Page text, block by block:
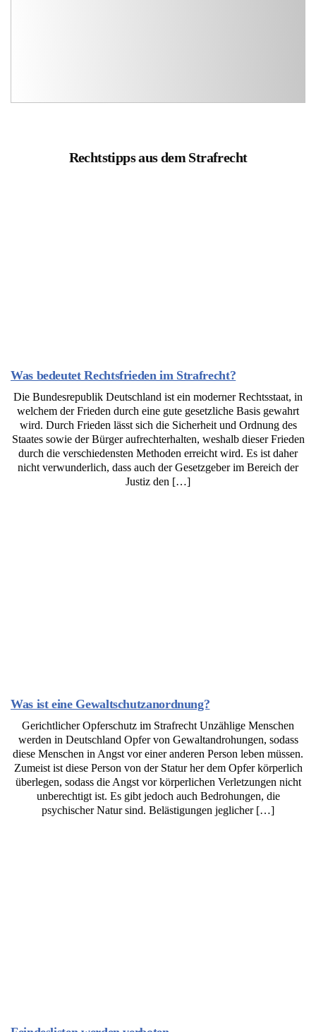
Rechtstipps aus dem Strafrecht
Was bedeutet Rechtsfrieden im Strafrecht?
Die Bundesrepublik Deutschland ist ein moderner Rechtsstaat, in
welchem der Frieden durch eine gute gesetzliche Basis gewahrt
wird. Durch Frieden lässt sich die Sicherheit und Ordnung des
Staates sowie der Bürger aufrechterhalten, weshalb dieser Frieden
durch die verschiedensten Methoden erreicht wird. Es ist daher
nicht verwunderlich, dass auch der Gesetzgeber im Bereich der
Justiz den […]
Was ist eine Gewaltschutzanordnung?
Gerichtlicher Opferschutz im Strafrecht Unzählige Menschen
werden in Deutschland Opfer von Gewaltandrohungen, sodass
diese Menschen in Angst vor einer anderen Person leben müssen.
Zumeist ist diese Person von der Statur her dem Opfer körperlich
überlegen, sodass die Angst vor körperlichen Verletzungen nicht
unberechtigt ist. Es gibt jedoch auch Bedrohungen, die
psychischer Natur sind. Belästigungen jeglicher […]